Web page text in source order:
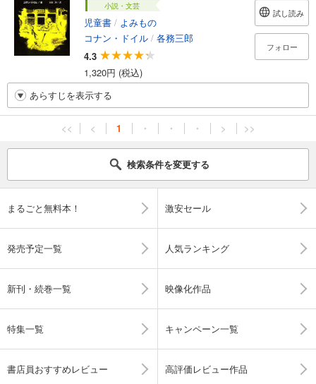
小説・文芸
児童書 / よみもの
コナン・ドイル / 各務三郎
4.3
1,320円 (税込)
試し読み
フォロー
あらすじを表示する
<< < 1 ・ ・ ・ > >>
検索条件を変更する
まるごと無料本！ 激安セール
発売予定一覧 人気ランキング
新刊・続巻一覧 映像化作品
特集一覧 キャンペーン一覧
書店員おすすめレビュー 高評価レビュー作品